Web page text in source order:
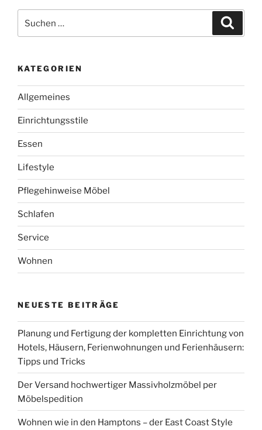
Einrichtung
Häusern,
Ferienwohnungen
und
Ferienhäusern:
Tipps
und
Tricks“
nach:
KATEGORIEN
Allgemeines
Einrichtungsstile
Essen
Lifestyle
Pflegehinweise Möbel
Schlafen
Service
Wohnen
NEUESTE BEITRÄGE
Planung und Fertigung der kompletten Einrichtung von
Hotels, Häusern, Ferienwohnungen und Ferienhäusern:
Tipps und Tricks
Der Versand hochwertiger Massivholzmöbel per
Möbelspedition
Wohnen wie in den Hamptons – der East Coast Style